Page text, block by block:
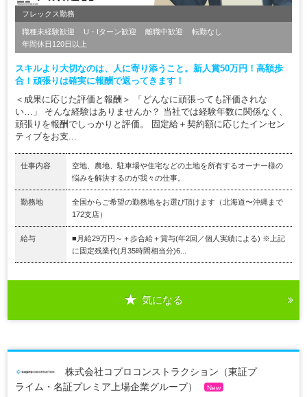
フレックス勤務
職種未経験歓迎 U・Iターン歓迎 離職中歓迎
転勤なし
年間休日120日以上
スキルより大切なのは、人に寄り添うこと。新人賞50万円！高額歩
合！頑張りは確実に報酬で返ってきます！
＜成果に応じた評価と報酬＞ 「どんなに頑張っても評価されな
い…」 そんな経験はありませんか？ 当社では経験年数に関係なく、
頑張りを報酬でしっかりと評価。 固定給＋契約額に応じたインセン
ティブをお支...
仕事内容
空地、農地、駐車場や住宅などの土地を所有するオーナー様の
悩みを解決するのが我々の仕事。
勤務地
全国からご希望の勤務地をお選び頂けます（北海道〜沖縄まで
172支店）
給与
■月給29万円～＋歩合給＋賞与(年2回／個人実績による) ※上記
に固定残業代(月35時間相当分)6...
気になる
株式会社コプロコンストラクション（東証プ
ライム・名証プレミア上場企業グループ）
New